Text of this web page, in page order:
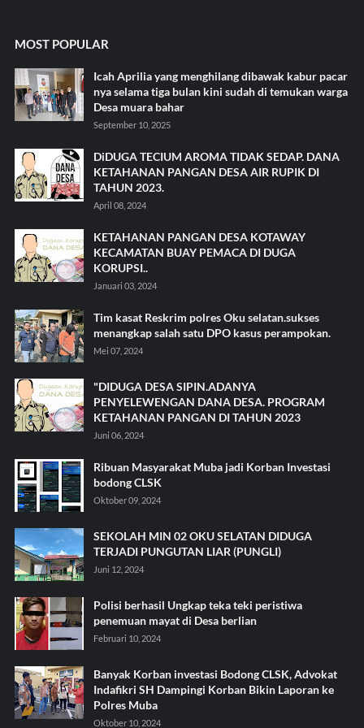
MOST POPULAR
Icah Aprilia yang menghilang dibawak kabur pacar
nya selama tiga bulan kini sudah di temukan warga
Desa muara bahar
September 10, 2025
DiDUGA TECIUM AROMA TIDAK SEDAP. DANA
KETAHANAN PANGAN DESA AIR RUPIK DI
TAHUN 2023.
April 08, 2024
KETAHANAN PANGAN DESA KOTAWAY
KECAMATAN BUAY PEMACA DI DUGA
KORUPSI..
Januari 03, 2024
Tim kasat Reskrim polres Oku selatan.sukses
menangkap salah satu DPO kasus perampokan.
Mei 07, 2024
"DIDUGA DESA SIPIN.ADANYA
PENYELEWENGAN DANA DESA. PROGRAM
KETAHANAN PANGAN DI TAHUN 2023
Juni 06, 2024
Ribuan Masyarakat Muba jadi Korban Investasi
bodong CLSK
Oktober 09, 2024
SEKOLAH MIN 02 OKU SELATAN DIDUGA
TERJADI PUNGUTAN LIAR (PUNGLI)
Juni 12, 2024
Polisi berhasil Ungkap teka teki peristiwa
penemuan mayat di Desa berlian
Februari 10, 2024
Banyak Korban investasi Bodong CLSK, Advokat
Indafikri SH Dampingi Korban Bikin Laporan ke
Polres Muba
Oktober 10, 2024